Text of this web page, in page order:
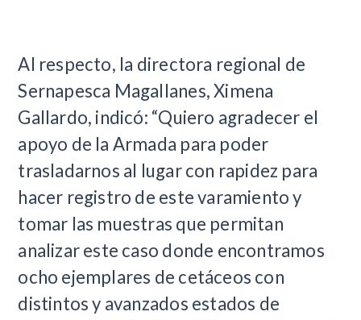
Al respecto, la directora regional de
Sernapesca Magallanes, Ximena
Gallardo, indicó: “Quiero agradecer el
apoyo de la Armada para poder
trasladarnos al lugar con rapidez para
hacer registro de este varamiento y
tomar las muestras que permitan
analizar este caso donde encontramos
ocho ejemplares de cetáceos con
distintos y avanzados estados de